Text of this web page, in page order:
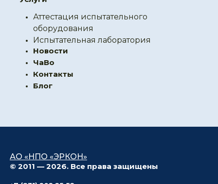
Аттестация испытательного
оборудования
Испытательная лаборатория
Новости
ЧаВо
Контакты
Блог
АО «НПО «ЭРКОН»
© 2011 — 2026. Все права защищены